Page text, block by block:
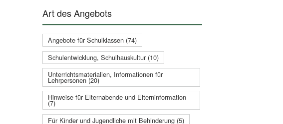
Art des Angebots
Angebote für Schulklassen (74)
Schulentwicklung, Schulhauskultur (10)
Unterrichtsmaterialien, Informationen für
Lehrpersonen (20)
Hinweise für Elternabende und Elterninformation
(7)
Für Kinder und Jugendliche mit Behinderung (5)